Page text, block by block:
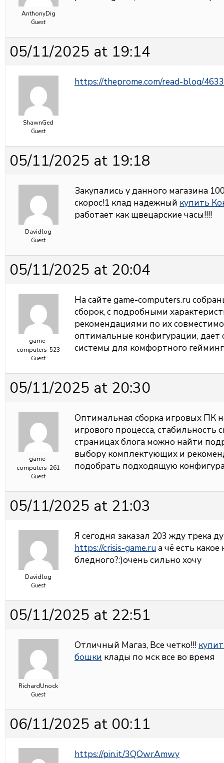
AnthonyDig
Guest
05/11/2025 at 19:14
ShawnGed
Guest
https://theprome.com/read-blog/
05/11/2025 at 19:18
Davidlog
Guest
Закупались у данного магазина
скорос!1 клад надежный купить
работает как щвецарские часы!!!!
05/11/2025 at 20:04
game-
computers-523
Guest
На сайтеgame-computers.ru
сборок, с подробными
рекомендациями по их
оптимальные конфигурации, дает
системы для комфортного
05/11/2025 at 20:30
game-
computers-261
Guest
Оптимальная сборка игровых ПК
игрового процесса, стабильность
страницах блога можно найти
выбору комплектующих и
подобрать подходящую
05/11/2025 at 21:03
Davidlog
Guest
Я сегодня заказал 203 жду трека
https://crisis-game.ruа чё есть
бледного?:)очень сильно хочу
05/11/2025 at 22:51
RichardUnock
Guest
Отличный Магаз, Все четко!!!
бошки клады по мск все во время
06/11/2025 at 00:11
https://pin.it/3QOwrAmwy